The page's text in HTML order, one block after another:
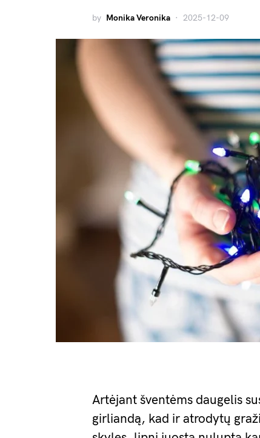
by Monika Veronika 2025-12-09
Artėjant šventėms daugelis
girliandą, kad ir atrodytų